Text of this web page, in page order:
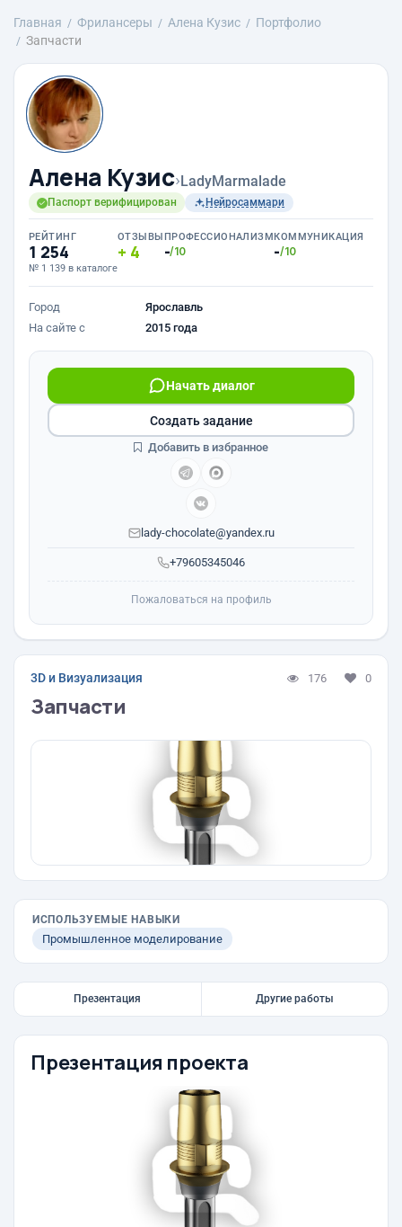
Главная Фрилансеры Алена Кузис
Портфолио
Запчасти
Алена Кузис›LadyMarmalade
Паспорт верифицирован Нейросаммари
РЕЙТИНГ
1 254
№ 1 139 в каталоге
ОТЗЫВЫ
4
ПРОФЕССИОНАЛИЗМ
-/10
КОММУНИКАЦИЯ
-/10
Город
Ярославль
На сайте с
2015 года
+79605345046
Начать диалог
lady-chocolate@yandex.ru
Создать задание
Добавить в избранное
Пожаловаться на профиль
3D и Визуализация 176 0
Запчасти
ИСПОЛЬЗУЕМЫЕ НАВЫКИ
Промышленное моделирование
Презентация Другие работы
Презентация проекта